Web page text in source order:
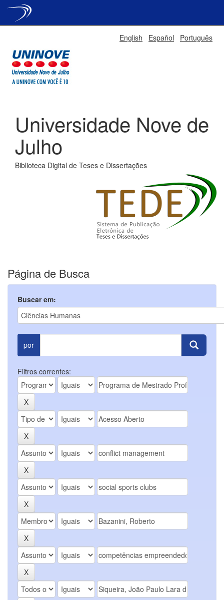
English Español Português
Universidade Nove de
Julho
Biblioteca Digital de Teses e Dissertações
Página de Busca
Buscar em:
por
Filtros correntes: